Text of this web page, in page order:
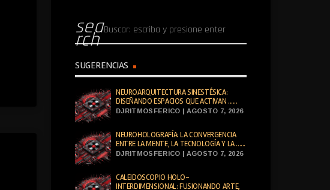
sea
rch
SUGERENCIAS
NEUROARQUITECTURA SINESTÉSICA:
DISEÑANDO ESPACIOS QUE ACTIVAN ......
DJRITMOSFERICO | AGOSTO 7, 2026
NEUROHOLOGRAFÍA: LA CONVERGENCIA
ENTRE LA MENTE, LA TECNOLOGÍA Y LA ......
DJRITMOSFERICO | AGOSTO 7, 2026
CALEIDOSCOPIO HOLO-
INTERDIMENSIONAL: FUSIONANDO ARTE,